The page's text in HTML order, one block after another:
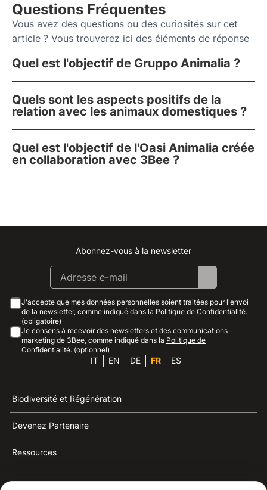
Questions Fréquentes
Vous avez des questions ou des curiosités sur cet
article ? Vous trouverez ici des éléments de réponse
Quel est l'objectif de Gruppo Animalia ?
Quels sont les aspects positifs de la
relation avec les animaux domestiques ?
Quel est l'objectif de l'Oasi Animalia créée
en collaboration avec 3Bee ?
Instagram
Facebook
Linkedin
Youtube
Abonnez-vous à la newsletter
J'accepte que mes données personnelles soient traitées pour l'envoi
de la newsletter, comme indiqué dans la Politique de Confidentialité.
(obligatoire)
Je consens à recevoir des newsletters et des communications
marketing de 3Bee, comme indiqué dans la Politique de
Confidentialité. (optionnel)
IT EN DE FR ES
Biodiversité et Régénération
Devenez Partenaire
Ressources